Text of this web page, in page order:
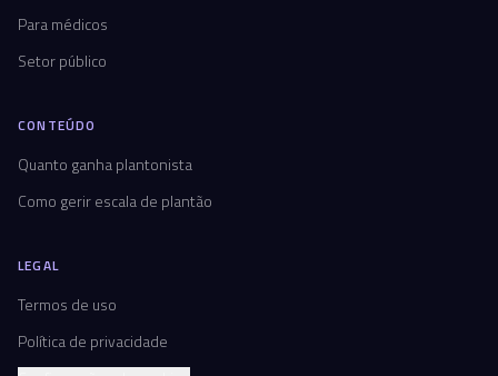
Para médicos
Setor público
CONTEÚDO
Quanto ganha plantonista
Como gerir escala de plantão
LEGAL
Termos de uso
Política de privacidade